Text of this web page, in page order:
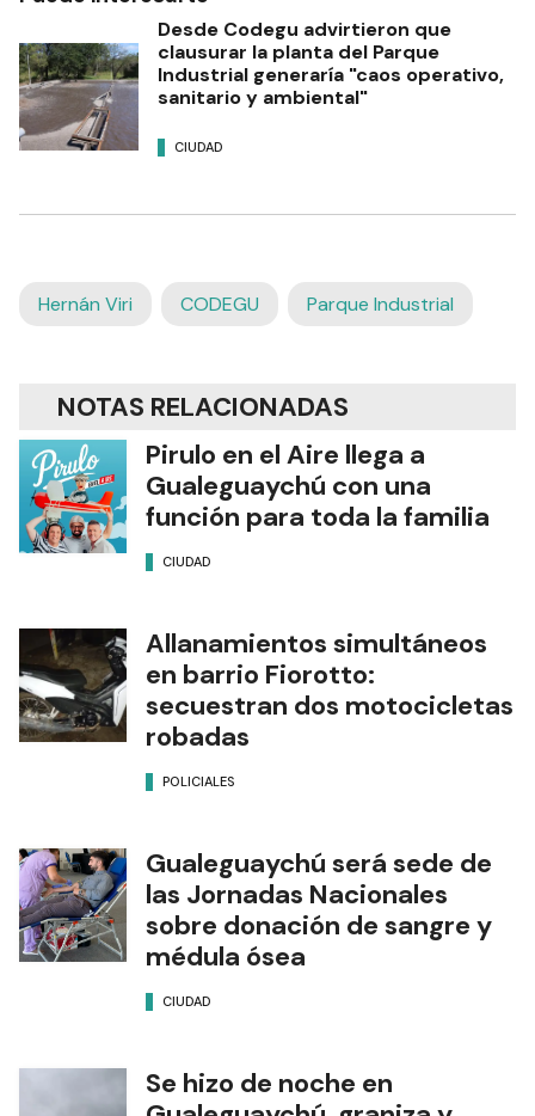
Desde Codegu advirtieron que
clausurar la planta del Parque
Industrial generaría "caos operativo,
sanitario y ambiental"
CIUDAD
Hernán Viri CODEGU Parque Industrial
NOTAS RELACIONADAS
Pirulo en el Aire llega a
Gualeguaychú con una
función para toda la familia
CIUDAD
Allanamientos simultáneos
en barrio Fiorotto:
secuestran dos motocicletas
robadas
POLICIALES
Gualeguaychú será sede de
las Jornadas Nacionales
sobre donación de sangre y
médula ósea
CIUDAD
Se hizo de noche en